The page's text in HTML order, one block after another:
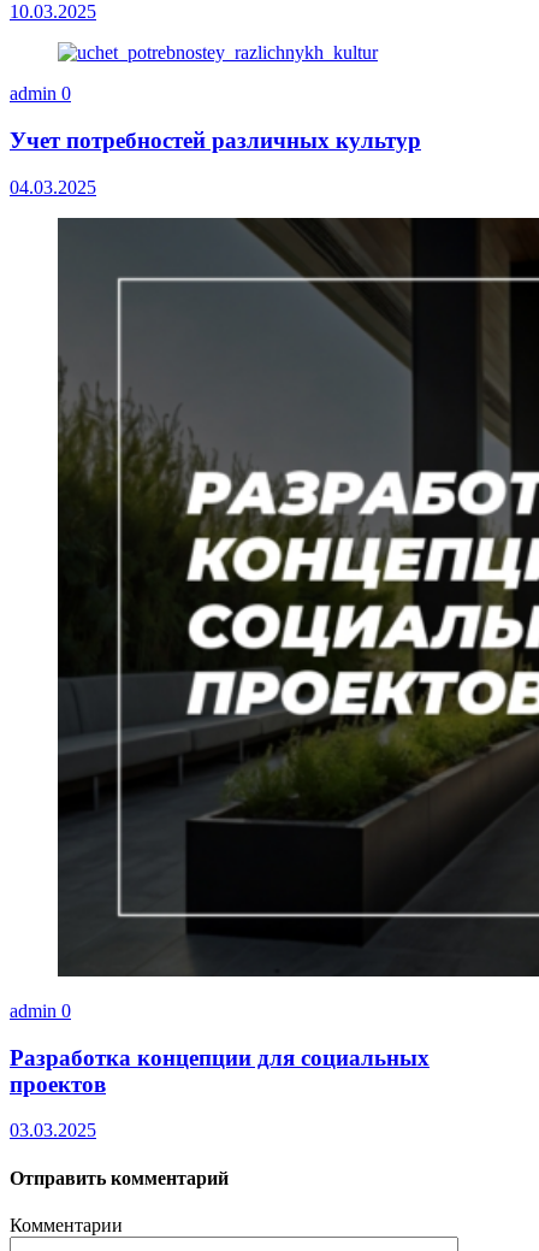
10.03.2025
admin 0
Учет потребностей различных культур
04.03.2025
admin 0
Разработка концепции для социальных
проектов
03.03.2025
Отправить комментарий
Комментарии